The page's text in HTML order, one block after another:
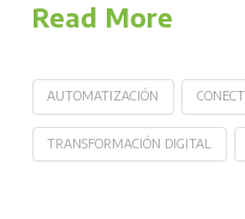
Read More
AUTOMATIZACIÓN
TRANSFORMACIÓN DIGITAL